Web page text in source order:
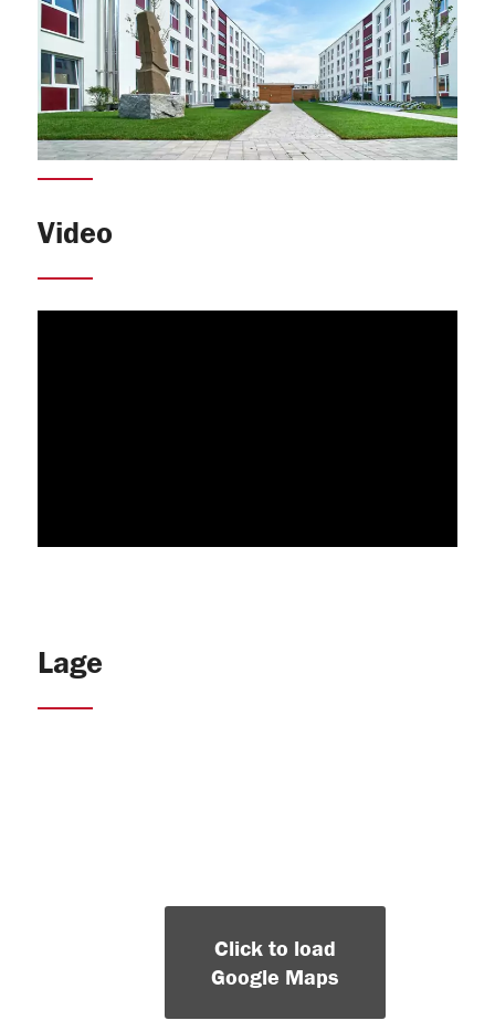
Video
Lage
Click to load
Google Maps